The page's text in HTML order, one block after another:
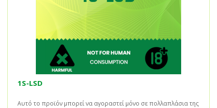
1S-LSD
Αυτό το προϊόν μπορεί να αγοραστεί μόνο σε πολλαπλάσια της